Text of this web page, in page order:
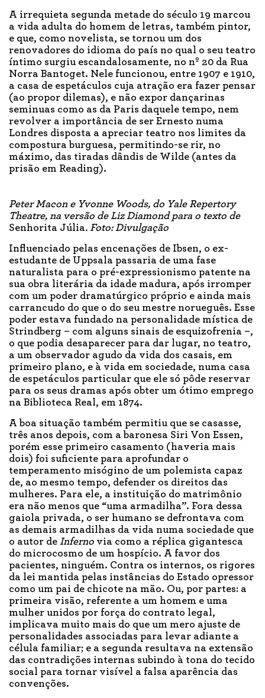
A irrequieta segunda metade do século 19 marcou
a vida adulta do homem de letras, também pintor,
e que, como novelista, se tornou um dos
renovadores do idioma do país no qual o seu teatro
íntimo surgiu escandalosamente, no nº 20 da Rua
Norra Bantoget. Nele funcionou, entre 1907 e 1910,
a casa de espetáculos cuja atração era fazer pensar
(ao propor dilemas), e não expor dançarinas
seminuas como as da Paris daquele tempo, nem
revolver a importância de ser Ernesto numa
Londres disposta a apreciar teatro nos limites da
compostura burguesa, permitindo-se rir, no
máximo, das tiradas dândis de Wilde (antes da
prisão em Reading).
Peter Macon e Yvonne Woods, do Yale Repertory
Theatre, na versão de Liz Diamond para o texto de
Senhorita Júlia. Foto: Divulgação
Influenciado pelas encenações de Ibsen, o ex-
estudante de Uppsala passaria de uma fase
naturalista para o pré-expressionismo patente na
sua obra literária da idade madura, após irromper
com um poder dramatúrgico próprio e ainda mais
carrancudo do que o do seu mestre norueguês. Esse
poder estava fundado na personalidade mística de
Strindberg – com alguns sinais de esquizofrenia –,
o que podia desaparecer para dar lugar, no teatro,
a um observador agudo da vida dos casais, em
primeiro plano, e à vida em sociedade, numa casa
de espetáculos particular que ele só pôde reservar
para os seus dramas após obter um ótimo emprego
na Biblioteca Real, em 1874.
A boa situação também permitiu que se casasse,
três anos depois, com a baronesa Siri Von Essen,
porém esse primeiro casamento (haveria mais
dois) foi suficiente para aprofundar o
temperamento misógino de um polemista capaz
de, ao mesmo tempo, defender os direitos das
mulheres. Para ele, a instituição do matrimônio
era não menos que “uma armadilha”. Fora dessa
gaiola privada, o ser humano se defrontava com
as demais armadilhas da vida numa sociedade que
o autor de Inferno via como a réplica gigantesca
do microcosmo de um hospício. A favor dos
pacientes, ninguém. Contra os internos, os rigores
da lei mantida pelas instâncias do Estado opressor
como um pai de chicote na mão. Ou, por partes: a
primeira visão, referente a um homem e uma
mulher unidos por força do contrato legal,
implicava muito mais do que um mero ajuste de
personalidades associadas para levar adiante a
célula familiar; e a segunda resultava na extensão
das contradições internas subindo à tona do tecido
social para tornar visível a falsa aparência das
convenções.